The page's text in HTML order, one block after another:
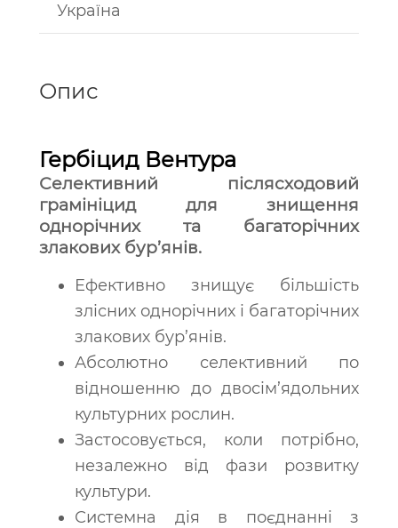
Україна
Опис
Гербіцид Вентура
Селективний післясходовий
грамініцид для знищення
однорічних та багаторічних
злакових бур’янів.
Ефективно знищує більшість
злісних однорічних і багаторічних
злакових бур’янів.
Абсолютно селективний по
відношенню до двосім’ядольних
культурних рослин.
Застосовується, коли потрібно,
незалежно від фази розвитку
культури.
Системна дія в поєднанні з